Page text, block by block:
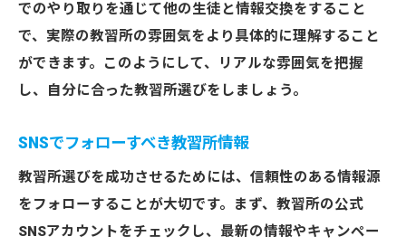
でのやり取りを通じて他の生徒と情報交換をすること
で、実際の教習所の雰囲気をより具体的に理解すること
ができます。このようにして、リアルな雰囲気を把握
し、自分に合った教習所選びをしましょう。
SNSでフォローすべき教習所情報
教習所選びを成功させるためには、信頼性のある情報源
をフォローすることが大切です。まず、教習所の公式
SNSアカウントをチェックし、最新の情報やキャンペー